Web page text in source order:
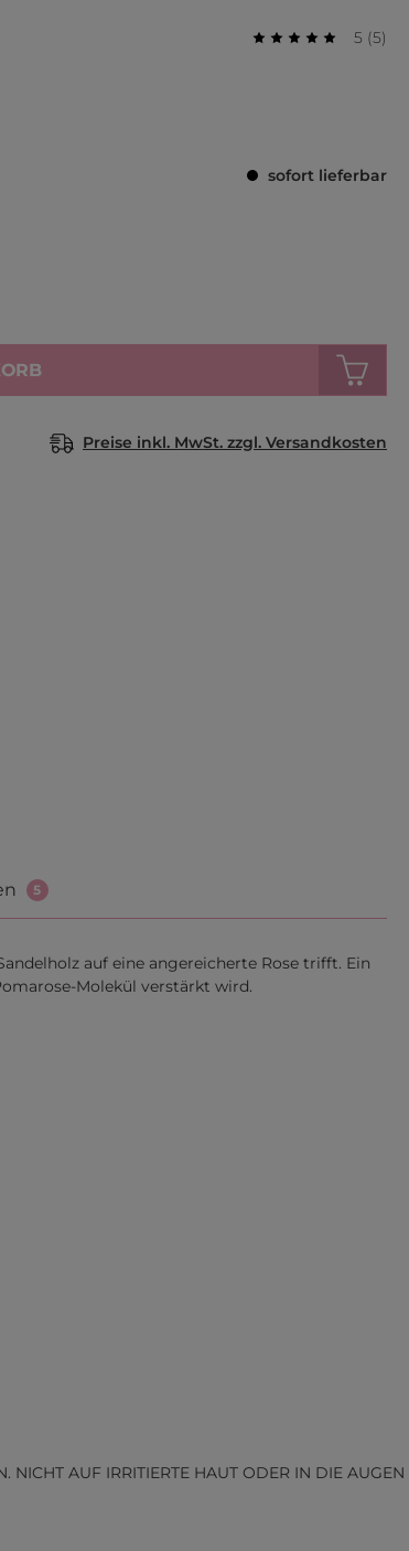
5 (5)
sofort lieferbar
Preise inkl. MwSt. zzgl. Versandkosten
5
auf eine angereicherte Rose trifft. Ein
Molekül verstärkt wird.
AUF IRRITIERTE HAUT ODER IN DIE AUGEN